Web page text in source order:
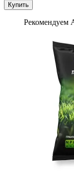
Купить
Рекомендуем